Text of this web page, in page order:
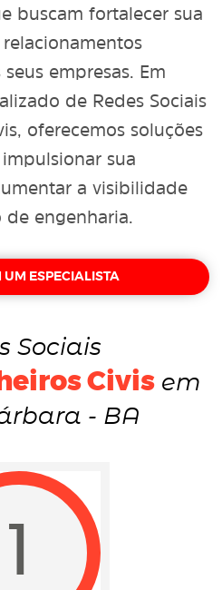
buscam fortalecer sua
empresas. Em
de Redes Sociais
oferecemos soluções
sua
a visibilidade
engenharia.
UM ESPECIALISTA
Sociais
Civisem
- BA
1